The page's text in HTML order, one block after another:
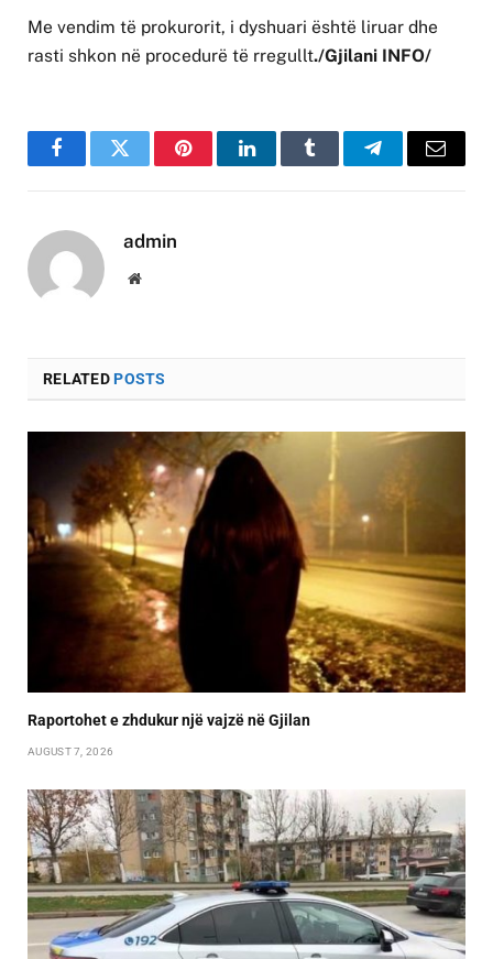
Me vendim të prokurorit, i dyshuari është liruar dhe
rasti shkon në procedurë të rregullt./Gjilani INFO/
FacebookTwitter PinterestLinkedInTumblr TelegramEmail
admin
Website
RELATEDPOSTS
Raportohet e zhdukur një vajzë në Gjilan
AUGUST 7, 2026